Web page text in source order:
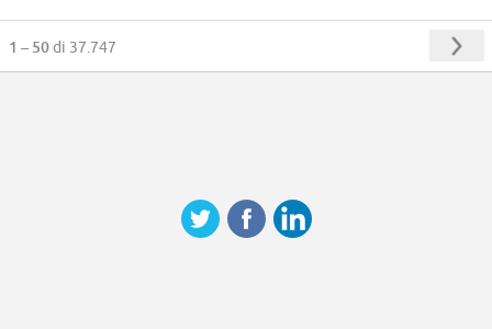
1 – 50di 37.747